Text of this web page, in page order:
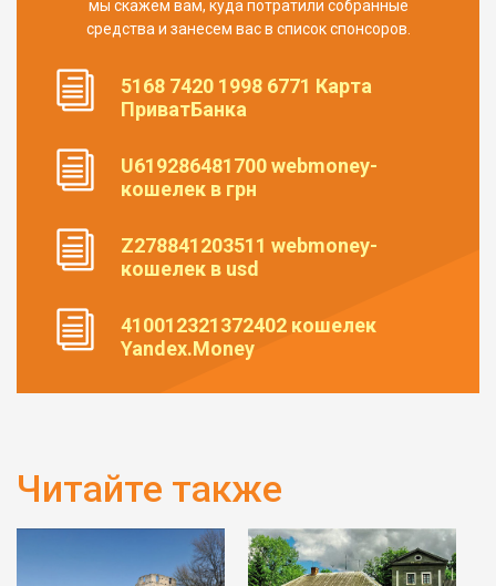
мы скажем вам, куда потратили собранные
средства и занесем вас в список спонсоров.
5168 7420 1998 6771 Карта
ПриватБанка
U619286481700 webmoney-
кошелек в грн
Z278841203511 webmoney-
кошелек в usd
410012321372402 кошелек
Yandex.Money
Читайте также